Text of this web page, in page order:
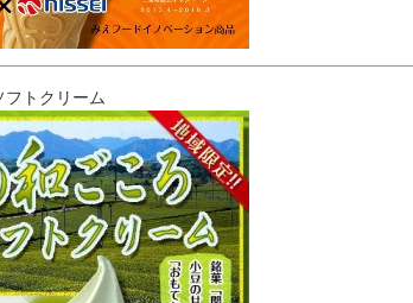
トクリーム